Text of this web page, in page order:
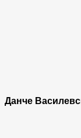
Данче